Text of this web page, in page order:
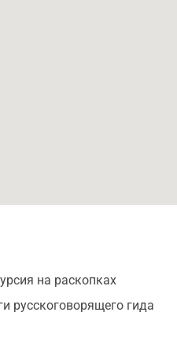
и какие тайны скрывались
на раскопках
русскоговорящего гида